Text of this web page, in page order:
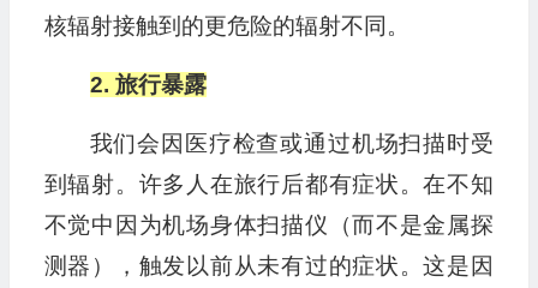
核辐射接触到的更危险的辐射不同。
2. 旅行暴露
我们会因医疗检查或通过机场扫描时受
到辐射。许多人在旅行后都有症状。在不知
不觉中因为机场身体扫描仪（而不是金属探
测器），触发以前从未有过的症状。这是因